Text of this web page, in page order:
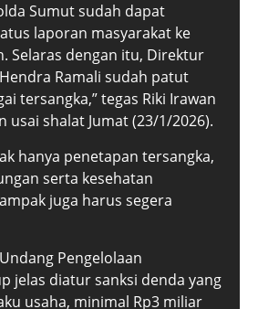
Sumut sudah dapat
laporan masyarakat ke
Selaras dengan itu, Direktur
Ramali sudah patut
tersangka,” tegas Riki Irawan
usai shalat Jumat (23/1/2026).
hanya penetapan tersangka,
serta kesehatan
juga harus segera
Pengelolaan
jelas diatur sanksi denda yang
usaha, minimal Rp3 miliar